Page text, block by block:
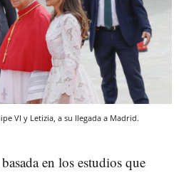
VI y Letizia, a su llegada a Madrid.
en los estudios que